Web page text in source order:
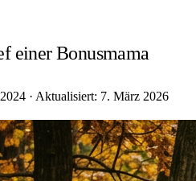
einer Bonusmama
· Aktualisiert: 7. März 2026